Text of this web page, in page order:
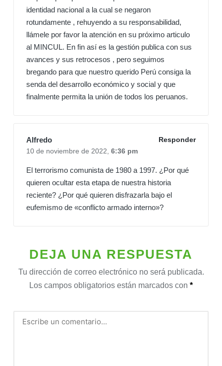
identidad nacional a la cual se negaron
rotundamente , rehuyendo a su responsabilidad,
llámele por favor la atención en su próximo articulo
al MINCUL. En fin así es la gestión publica con sus
avances y sus retrocesos , pero seguimos
bregando para que nuestro querido Perú consiga la
senda del desarrollo económico y social y que
finalmente permita la unión de todos los peruanos.
Alfredo
Responder
10 de noviembre de 2022, 6:36 pm
El terrorismo comunista de 1980 a 1997. ¿Por qué
quieren ocultar esta etapa de nuestra historia
reciente? ¿Por qué quieren disfrazarla bajo el
eufemismo de «conflicto armado interno»?
DEJA UNA RESPUESTA
Tu dirección de correo electrónico no será publicada.
Los campos obligatorios están marcados con *